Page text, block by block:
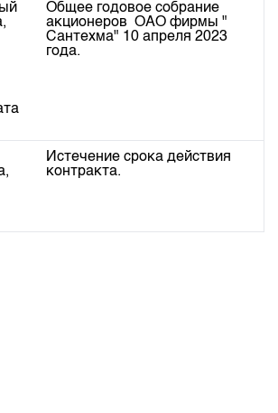
Общее годовое собрание
акционеров  ОАО фирмы "
Сантехма" 10 апреля 2023
года.
Истечение срока действия
контракта.